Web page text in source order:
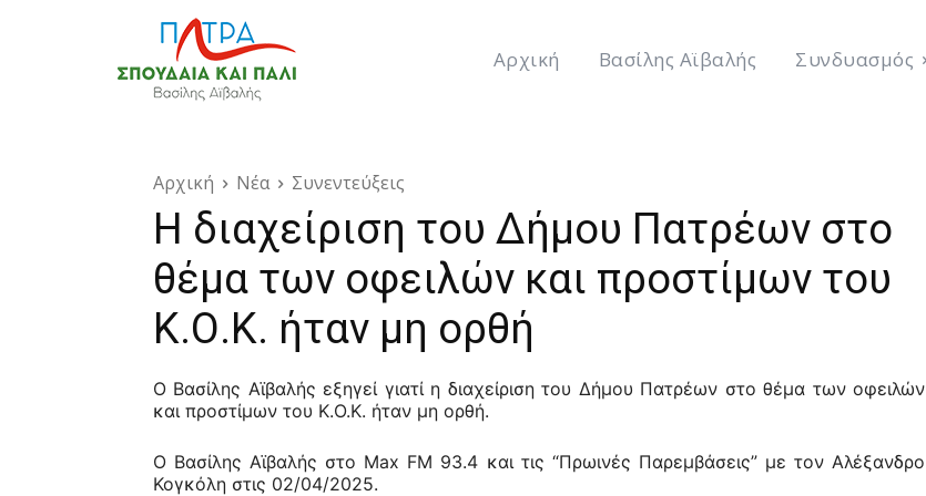
Αρχική Βασίλης Αϊβαλής Συνδυασμός
Αρχική Νέα Συνεντεύξεις
Η διαχείριση του Δήμου Πατρέων στο
θέμα των οφειλών και προστίμων του
Κ.Ο.Κ. ήταν μη ορθή
Ο Βασίλης Αϊβαλής εξηγεί γιατί η διαχείριση του Δήμου Πατρέων στο θέμα των οφειλών
και προστίμων του Κ.Ο.Κ. ήταν μη ορθή.
Ο Βασίλης Αϊβαλής στο Max FM 93.4 και τις “Πρωινές Παρεμβάσεις” με τον Αλέξανδρο
Κογκόλη στις 02/04/2025.